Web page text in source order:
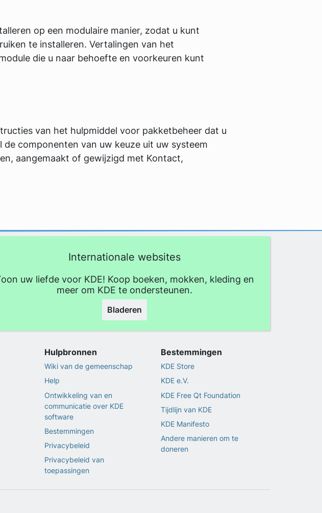
op een modulaire manier, zodat u kunt
te installeren. Vertalingen van het
die u naar behoefte en voorkeuren kunt
van het hulpmiddel voor pakketbeheer dat u
componenten van uw keuze uit uw systeem
aangemaakt of gewijzigd met Kontact,
Internationale websites
uw liefde voor KDE! Koop boeken, mokken, kleding en
meer om KDE te ondersteunen.
Bladeren
Hulpbronnen
Wiki van de gemeenschap
Help
Ontwikkeling van en
communicatie over KDE
software
Bestemmingen
Privacybeleid
Privacybeleid van
toepassingen
Bestemmingen
KDE Store
KDE e.V.
KDE Free Qt Foundation
Tijdlijn van KDE
KDE Manifesto
Andere manieren om te
doneren